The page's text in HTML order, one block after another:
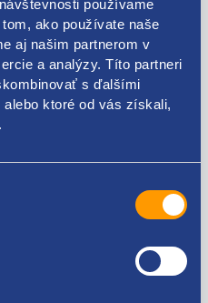
používame
ako používate naše
aj našim partnerom v
a analýzy. Títo partneri
s ďalšími
ktoré od vás získali,